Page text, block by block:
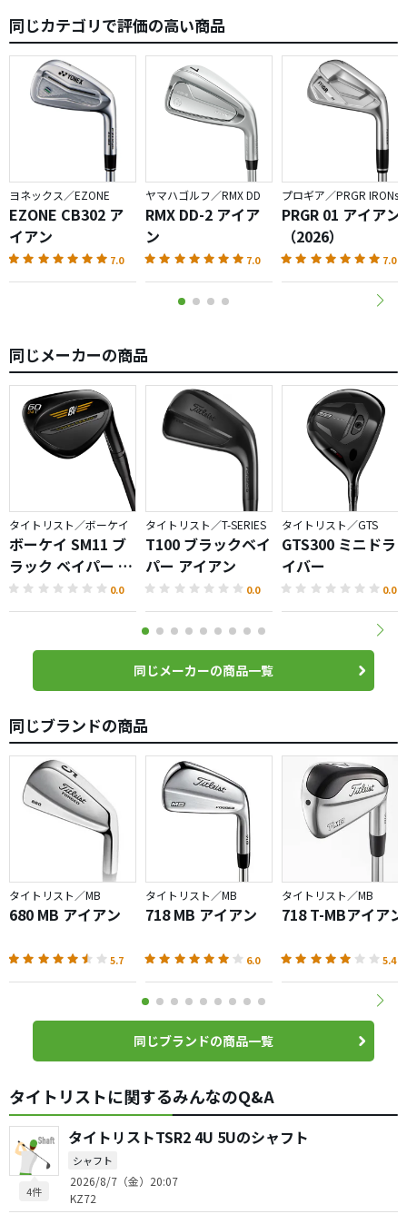
とは言えない。
総評…４ MBが好き、打てる自身のある方は買って損はし
ません。
適度なやさしさもあるので、中級者でも打つ事は可能です
が、スコアが良くなるクラブではありません。
基本は上級者向けです。
のロフト角でも問題なく更には抜群の操作性が手に入ると
なると･･･
欲しくなっちゃうやん(笑)
今オーダー中のクラブがあるのでグッと我慢(
&#7509;&#809;&#809;&#12613;&#7509;&#809;&#809; )で
も欲しいなぁ別嬪の顔した美人さん。
同じカテゴリで評価の高い商品
ヨネックス／EZONE
EZONE CB302 ア
イアン
7.0
ヤマハゴルフ／RMX DD
RMX DD-2 アイア
ン
7.0
プロギア／PRGR IRONs
PRGR 01 アイアン
（2026）
7.0
同じメーカーの商品
タイトリスト／ボーケイ
ボーケイ SM11 ブ
ラック ベイパー ウ
ェッジ
0.0
タイトリスト／T-SERIES
T100 ブラックベイ
パー アイアン
0.0
タイトリスト／GTS
GTS300 ミニドラ
イバー
0.0
同じメーカーの商品一覧
同じブランドの商品
タイトリスト／MB
680 MB アイアン
5.7
タイトリスト／MB
718 MB アイアン
6.0
タイトリスト／MB
718 T-MBアイアン
5.4
同じブランドの商品一覧
タイトリストに関するみんなのQ&A
4件
タイトリストTSR2 4U 5Uのシャフト
シャフト
2026/8/7（金）20:07
KZ72